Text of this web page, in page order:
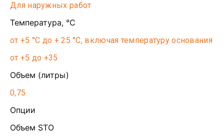
Для наружных работ
Температура, °С
от +5 °С до + 25 °С, включая температуру основания
от +5 до +35
Объем (литры)
0,75
Опции
Объем STO